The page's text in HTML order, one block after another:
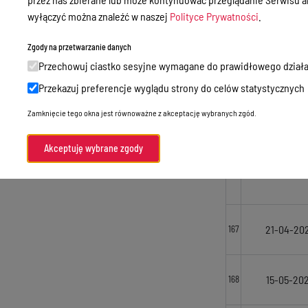
Godziny przyjęć interesantów
Nabór
Skargi i wnioski
Menu Podmiotowe
163
13-04-
165
167 21-04-
168 15-05-
wyłączyć można znaleźć w naszej Polityce Prywatności
Zgody na przetwarzanie danych
Przechowuj ciastko sesyjne wymagane do prawidłowego
Przekazuj preferencje wyglądu strony do celów statystycznych
Zamknięcie tego okna jest równoważne z akceptację wybranych zgód.
Akceptuję wybrane zgody